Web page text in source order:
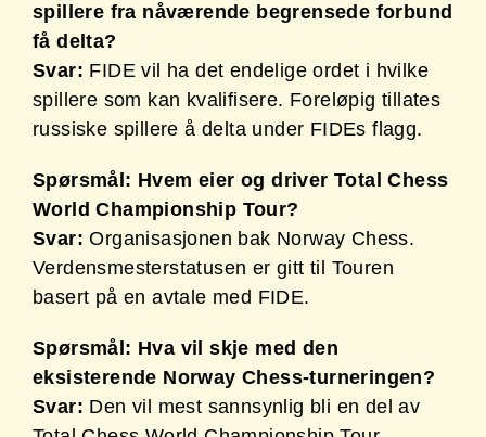
spillere fra nåværende begrensede forbund
få delta?
Svar: FIDE vil ha det endelige ordet i hvilke
spillere som kan kvalifisere. Foreløpig tillates
russiske spillere å delta under FIDEs flagg.
Spørsmål: Hvem eier og driver Total Chess
World Championship Tour?
Svar: Organisasjonen bak Norway Chess.
Verdensmesterstatusen er gitt til Touren
basert på en avtale med FIDE.
Spørsmål: Hva vil skje med den
eksisterende Norway Chess-turneringen?
Svar: Den vil mest sannsynlig bli en del av